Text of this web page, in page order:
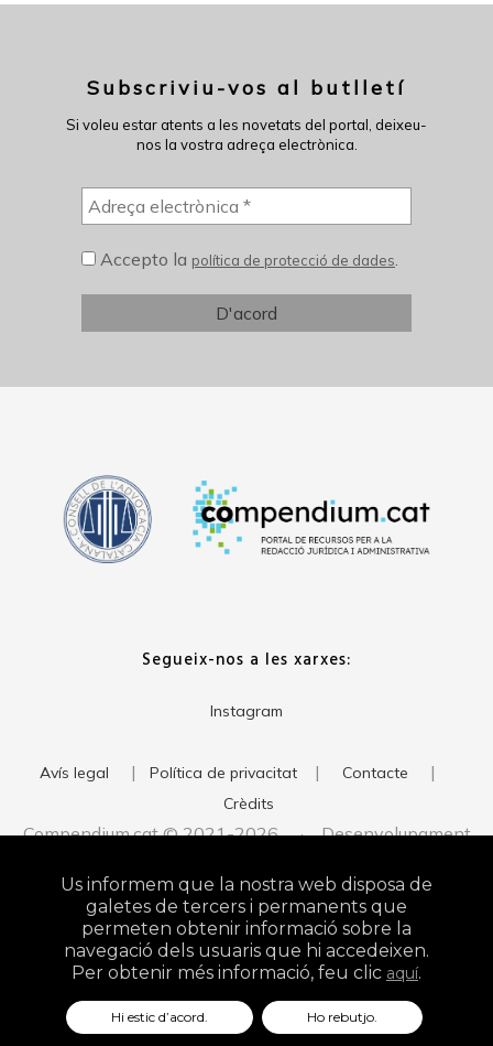
Subscriviu-vos al butlletí
Si voleu estar atents a les novetats del portal, deixeu-
nos la vostra adreça electrònica.
Accepto la política de protecció de dades.
Segueix-nos a les xarxes:
Instagram
Avís legal | Política de privacitat | Contacte |
Crèdits
Compendium.cat © 2021-2026 · Desenvolupament
Studio
Us informem que la nostra web disposa de
galetes de tercers i permanents que
permeten obtenir informació sobre la
navegació dels usuaris que hi accedeixen.
Per obtenir més informació, feu clic aquí.
Hi estic d’acord. Ho rebutjo.